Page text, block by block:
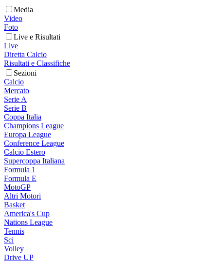
Media
Video
Foto
Live e Risultati
Live
Diretta Calcio
Risultati e Classifiche
Sezioni
Calcio
Mercato
Serie A
Serie B
Coppa Italia
Champions League
Europa League
Conference League
Calcio Estero
Supercoppa Italiana
Formula 1
Formula E
MotoGP
Altri Motori
Basket
America's Cup
Nations League
Tennis
Sci
Volley
Drive UP